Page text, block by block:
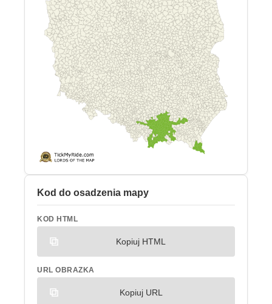
Kod do osadzenia mapy
KOD HTML
Kopiuj HTML
URL OBRAZKA
Kopiuj URL